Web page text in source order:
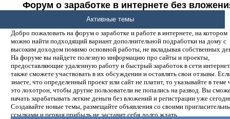
Форум о заработке в интернете без
денег.
Добро пожаловать на форум о заработке и работе в интернете, на котором
можно найти подходящий вариант дополнительной подработки на дому с
высоким доходом помимо основной работы, не вкладывая собственных
На форуме вы найдете полезную информацию про сайты и проекты,
предоставляющие удаленную работу и быстрый заработок в сети
также сможете участвовать в их обсуждении и оставлять свои отзывы.
знаете, что определенный проект или сайт не платит, то указывайте в теме
это лохотрон, чтобы другие пользователи не попались на развод. Вы
начать зарабатывать легкие деньги без вложений и регистрации уже
Создавайте новые темы, размещайте объявления со своими
ссылками и первая прибыль не заставит себя долго ждать.
Активные темы